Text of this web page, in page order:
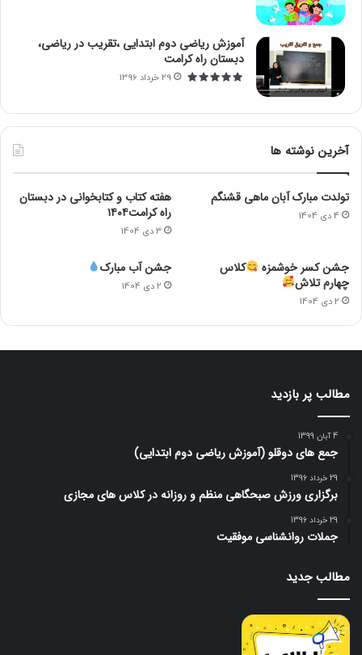
آموزش ریاضی دوم ابتدایی ،تقریب در ریاضی،
دبستان راه کرامت
29 خرداد 1396
آخرین نوشته ها
تولدت مبارک آبان ماهی قشنگم
4 دی 1404
هفته کتاب و کتابخوانی در دبستان
راه کرامت۱۴۰۴
3 دی 1404
جشن کسر خوشمزه
کلاس
چهارم تلاش
2 دی 1404
جشن آب مبارک
2 دی 1404
مطالب پر بازدید
4 آبان 1399
جمع های دوقلو (آموزش ریاضی دوم ابتدایی)
29 خرداد 1396
برگزاری ورزش صبحگاهی منظم و روزانه در کلاس های مجازی
29 خرداد 1396
جملات روانشناسی موفقیت
مطالب جدید